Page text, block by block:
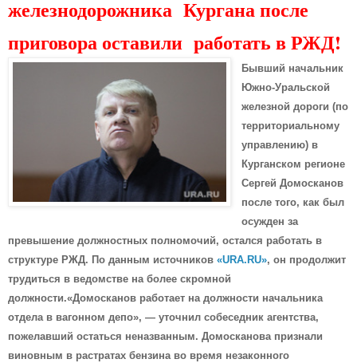
железнодорожника Кургана после
приговора оставили работать в РЖД!
Бывший начальник
Южно-Уральской
железной дороги (по
территориальному
управлению) в
Курганском регионе
Сергей Домосканов
после того, как был
осужден за
превышение должностных полномочий, остался работать в
структуре РЖД. По данным источников «URA.RU», он продолжит
трудиться в ведомстве на более скромной
должности.«Домосканов работает на должности начальника
отдела в вагонном депо», — уточнил собеседник агентства,
пожелавший остаться неназванным. Домосканова признали
виновным в растратах бензина во время незаконного